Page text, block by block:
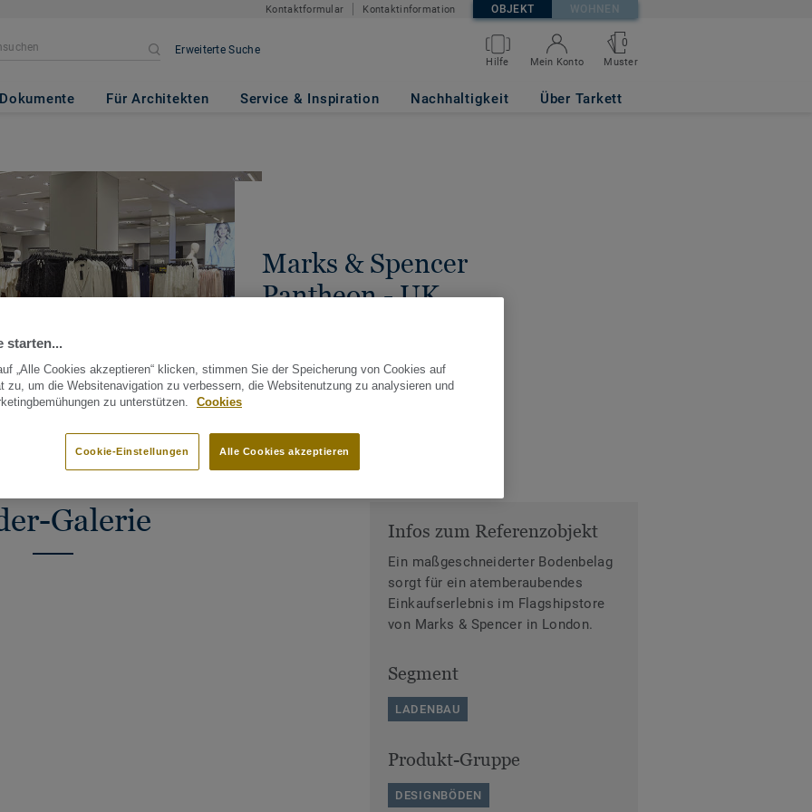
Kontaktformular Kontaktinformation OBJEKT WOHNEN
Erweiterte Suche
Hilfe Mein Konto
0
Muster
Dokumente Für Architekten Service & Inspiration Nachhaltigkeit Über Tarkett
Marks & Spencer
Pantheon - UK
Galerie Infos zum Referenzobjekt
Ein maßgeschneiderter Bodenbelag
sorgt für ein atemberaubendes
Einkaufserlebnis im Flagshipstore
von Marks & Spencer in London.
Segment
LADENBAU
Produkt-Gruppe
DESIGNBÖDEN
starten...
„Alle Cookies akzeptieren“ klicken, stimmen Sie der Speicherung von Cookies auf
zu, um die Websitenavigation zu verbessern, die Websitenutzung zu analysieren und
zu unterstützen.
Cookies
Alle Cookies akzeptieren
Cookie-Einstellungen